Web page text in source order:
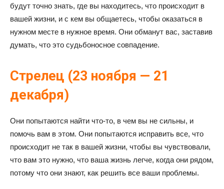
будут точно знать, где вы находитесь, что происходит в
вашей жизни, и с кем вы общаетесь, чтобы оказаться в
нужном месте в нужное время. Они обманут вас, заставив
думать, что это судьбоносное совпадение.
Стрелец (23 ноября — 21
декабря)
Они попытаются найти что-то, в чем вы не сильны, и
помочь вам в этом. Они попытаются исправить все, что
происходит не так в вашей жизни, чтобы вы чувствовали,
что вам это нужно, что ваша жизнь легче, когда они рядом,
потому что они знают, как решить все ваши проблемы.